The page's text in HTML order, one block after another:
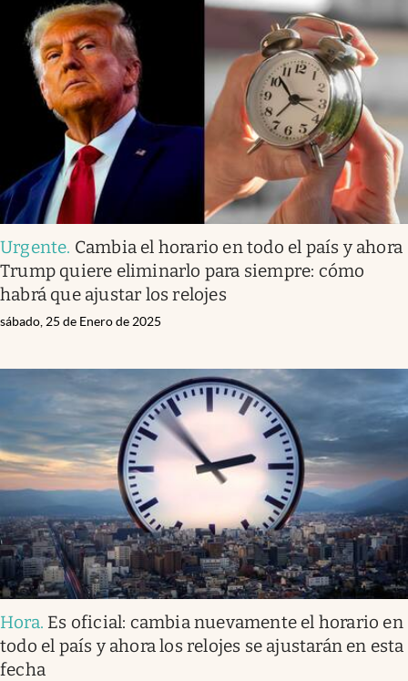
Urgente. Cambia el horario en todo el país y ahora
Trump quiere eliminarlo para siempre: cómo
habrá que ajustar los relojes
sábado, 25 de Enero de 2025
Hora. Es oficial: cambia nuevamente el horario en
todo el país y ahora los relojes se ajustarán en esta
fecha